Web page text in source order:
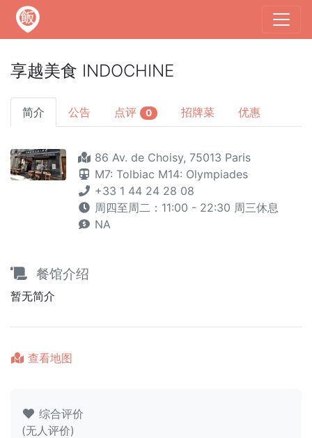
享越美食 INDOCHINE
简介 公告 点评 0 招牌菜 优惠
86 Av. de Choisy, 75013 Paris
M7: Tolbiac M14: Olympiades
+33 1 44 24 28 08
周四至周二：11:00 - 22:30 周三休息
NA
餐馆介绍
暂无简介
查看地图
综合评价
(无人评价)